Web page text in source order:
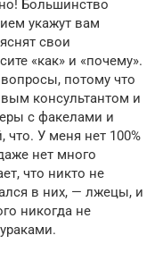
Большинство
укажут вам
свои
«как» и «почему».
потому что
консультантом и
с факелами и
что. У меня нет 100%
нет много
что никто не
в них, — лжецы, и
никогда не